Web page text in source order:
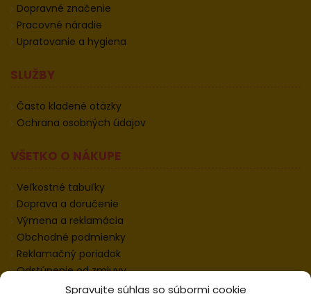
Spravujte súhlas so súbormi cookie
Dopravné značenie
Pracovné náradie
Upratovanie a hygiena
SLUŽBY
Často kladené otázky
Ochrana osobných údajov
VŠETKO O NÁKUPE
Veľkostné tabuľky
Doprava a doručenie
Výmena a reklamácia
Obchodné podmienky
Reklamačný poriadok
Odstúpenie od zmluvy
Informácie k odstúpeniu